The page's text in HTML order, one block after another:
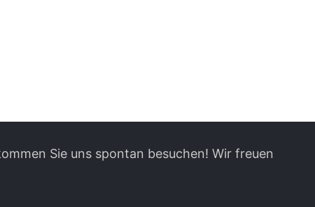
Sie uns spontan besuchen! Wir freuen